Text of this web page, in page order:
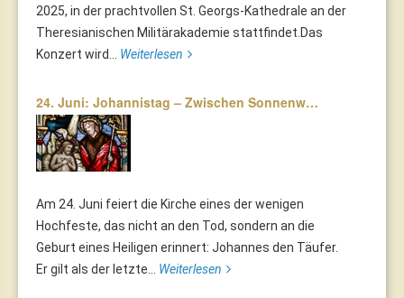
2025, in der prachtvollen St. Georgs-Kathedrale an der
Theresianischen Militärakademie stattfindet.Das
Konzert wird... Weiterlesen
24. Juni: Johannistag – Zwischen Sonnenw…
Am 24. Juni feiert die Kirche eines der wenigen
Hochfeste, das nicht an den Tod, sondern an die
Geburt eines Heiligen erinnert: Johannes den Täufer.
Er gilt als der letzte... Weiterlesen